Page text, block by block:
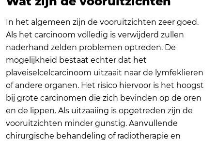
In het algemeen zijn de vooruitzichten zeer goed.
Als het carcinoom volledig is verwijderd zullen
naderhand zelden problemen optreden. De
mogelijkheid bestaat echter dat het
plaveiselcelcarcinoom uitzaait naar de lymfeklieren
of andere organen. Het risico hiervoor is het hoogst
bij grote carcinomen die zich bevinden op de oren
en de lippen. Als uitzaaiing is opgetreden zijn de
vooruitzichten minder gunstig. Aanvullende
chirurgische behandeling of radiotherapie en